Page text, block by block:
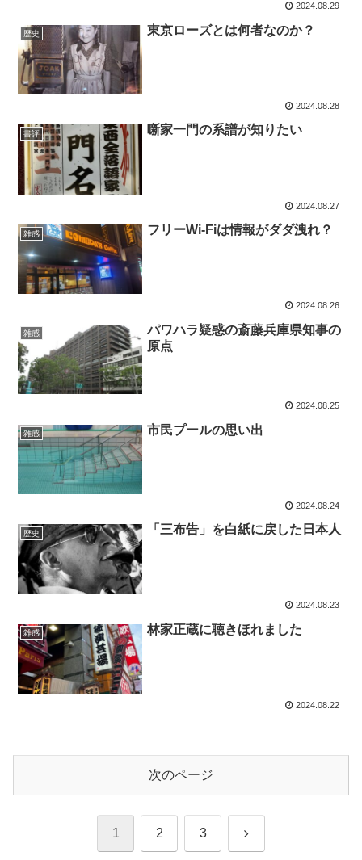
2024.08.29
歴史 東京ローズとは何者なのか？
2024.08.28
書評 噺家一門の系譜が知りたい
2024.08.27
雑感 フリーWi-Fiは情報がダダ洩れ？
2024.08.26
雑感
パワハラ疑惑の斎藤兵庫県知事の
原点
2024.08.25
雑感 市民プールの思い出
2024.08.24
歴史 「三布告」を白紙に戻した日本人
2024.08.23
雑感 林家正蔵に聴きほれました
2024.08.22
次のページ
1 2 3 次